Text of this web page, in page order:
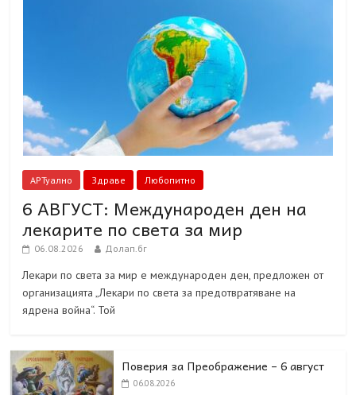
АРТуално Здраве Любопитно
6 АВГУСТ: Международен ден на
лекарите по света за мир
06.08.2026 Долап.бг
Лекари по света за мир е международен ден, предложен от
организацията „Лекари по света за предотвратяване на
ядрена война“. Той
Поверия за Преображение – 6 август
06.08.2026